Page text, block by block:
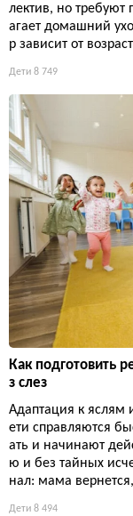
лектив, но требуют
агает домашний
р зависит от
Дети 8 749
Как подготовить
з слез
Адаптация к яслям
ети справляются
ать и начинают
ю и без тайных
нал: мама
Дети 8 494